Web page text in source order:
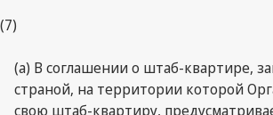
(7)
(a) В соглашении о штаб-квартире,
страной, на территории которой
свою штаб-квартиру,